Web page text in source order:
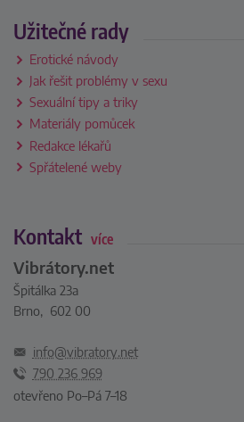
Užitečné rady
Erotické návody
Jak řešit problémy v sexu
Sexuální tipy a triky
Materiály pomůcek
Redakce lékařů
Spřátelené weby
Kontakt více
Vibrátory.net
Špitálka 23a
Brno, 602 00
info@vibratory.net
790 236 969
otevřeno Po–Pá 7–18